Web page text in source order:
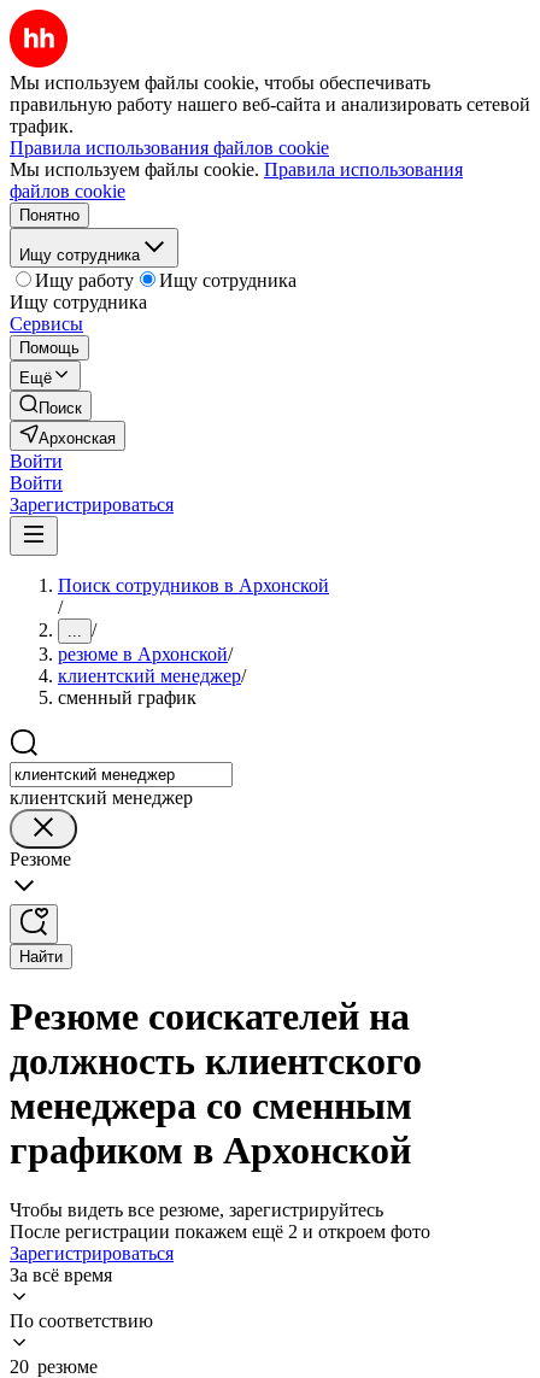
Мы используем файлы cookie, чтобы обеспечивать
правильную работу нашего веб-сайта и анализировать сетевой
трафик.
Правила использования файлов cookie
Мы используем файлы cookie. Правила использования
файлов cookie
Понятно
Ищу сотрудника
Ищу работу
Ищу сотрудника
Ищу сотрудника
Сервисы
Помощь
Ещё
Поиск
Архонская
Войти
Войти
Зарегистрироваться
Поиск сотрудников в Архонской
/
... /
резюме в Архонской/
клиентский менеджер/
сменный график
клиентский менеджер
Резюме
Найти
Резюме соискателей на
должность клиентского
менеджера со сменным
графиком в Архонской
Чтобы видеть все резюме, зарегистрируйтесь
После регистрации покажем ещё 2 и откроем фото
Зарегистрироваться
За всё время
По соответствию
20 резюме